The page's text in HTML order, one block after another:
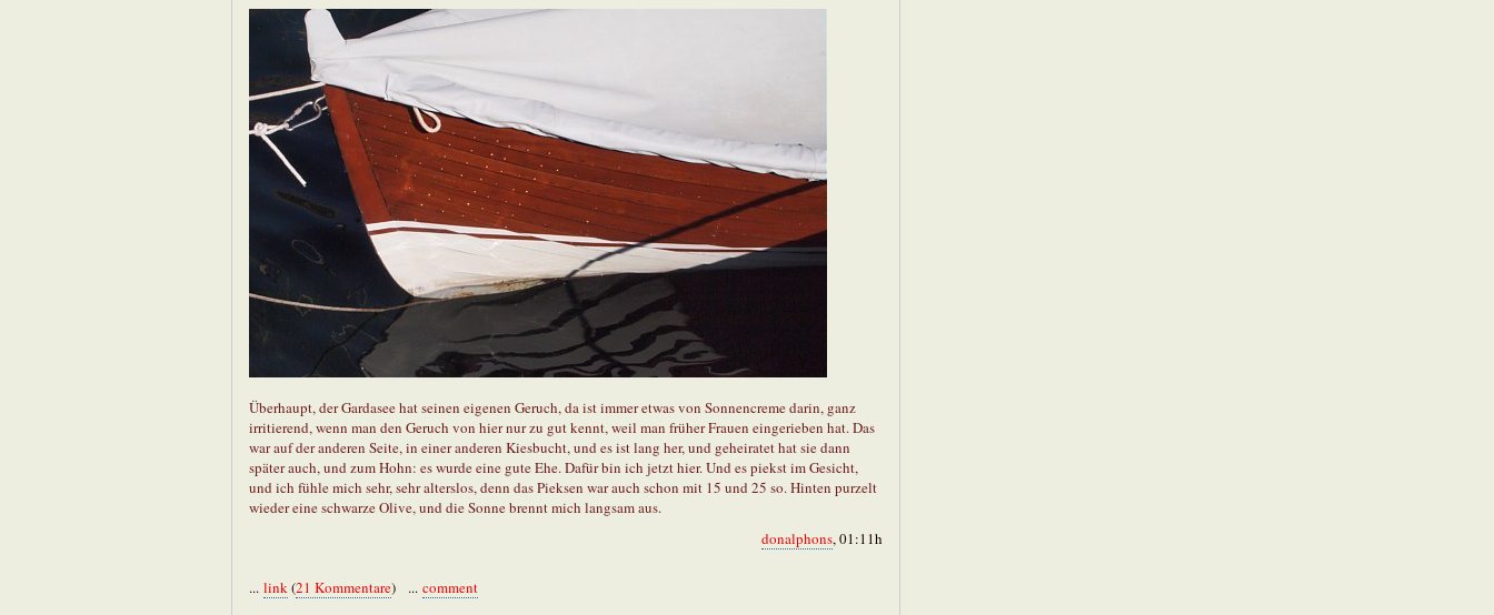
Überhaupt, der Gardasee hat seinen eigenen Geruch, da ist immer etwas von Sonnencreme darin, ganz
irritierend, wenn man den Geruch von hier nur zu gut kennt, weil man früher Frauen eingerieben hat. Das
war auf der anderen Seite, in einer anderen Kiesbucht, und es ist lang her, und geheiratet hat sie dann
später auch, und zum Hohn: es wurde eine gute Ehe. Dafür bin ich jetzt hier. Und es piekst im Gesicht,
und ich fühle mich sehr, sehr alterslos, denn das Pieksen war auch schon mit 15 und 25 so. Hinten purzelt
wieder eine schwarze Olive, und die Sonne brennt mich langsam aus.
donalphons, 01:11h
... link (21 Kommentare) ... comment